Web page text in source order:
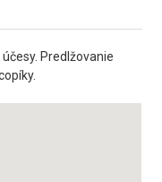
Predlžovanie